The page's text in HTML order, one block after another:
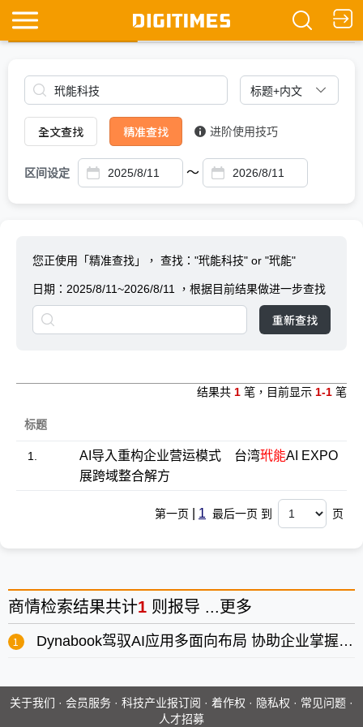
Ask DIGITIMES
全文查找 精准查找 进阶使用技巧
区间设定 ～
您正使用「精准查找」， 查找："玳能科技" or "玳能"
日期： 2025/8/11~2026/8/11 ，根据目前结果做进一步查找
重新查找
结果共 1 笔，目前显示 1-1 笔
标题
1. AI导入重构企业营运模式 台湾玳能AI EXPO
展跨域整合解方
第一页 1 最后一页 到 页
商情检索结果共计1 则报导 ... 更多
Dynabook驾驭AI应用多面向布局 协助企业掌握成长动能
关于我们 · 会员服务 · 科技产业报订阅 · 着作权 · 隐私权 · 常见问题 ·
人才招募